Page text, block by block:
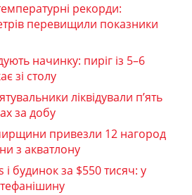
рекорди:
перевищили показники
начинку: пиріг із 5–6
зі столу
ліквідували п’ять
за добу
привезли 12 нагород
з акватлону
будинок за $550 тисяч: у